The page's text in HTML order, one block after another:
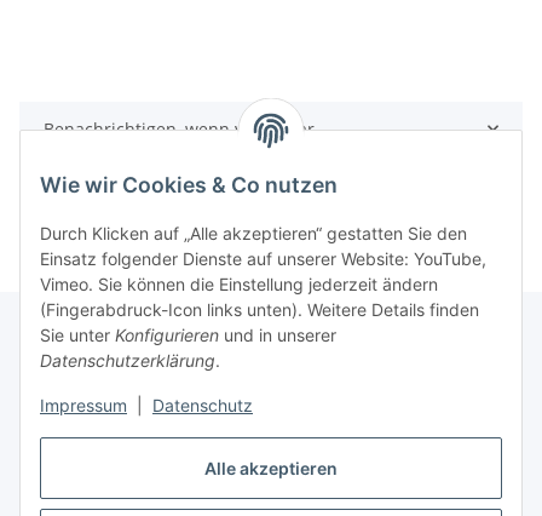
Alle akzeptieren
Wie wir Cookies & Co nutzen
Durch Klicken auf „Alle akzeptieren“ gestatten Sie den
Einsatz folgender Dienste auf unserer Website: YouTube,
Vimeo. Sie können die Einstellung jederzeit ändern
(Fingerabdruck-Icon links unten). Weitere Details finden
Sie unter Konfigurieren und in unserer
Datenschutzerklärung.
Impressum Datenschutz
Benachrichtigen, wenn verfügbar
Gesetzliche Informationen